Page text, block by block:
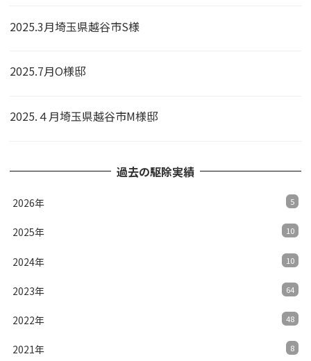
2025.3月埼玉県越谷市S様
2025.7月O様邸
2025.４月埼玉県越谷市M様邸
過去の駆除実績
2026年 5
2025年 10
2024年 10
2023年 64
2022年 48
2021年 8